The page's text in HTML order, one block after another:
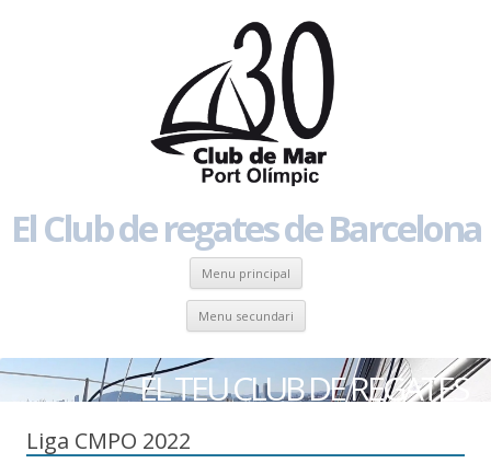
El Club de regates de Barcelona
Menu principal Skip to content
Menu secundari Skip to content
EL TEU CLUB DE REGATES
Liga CMPO 2022